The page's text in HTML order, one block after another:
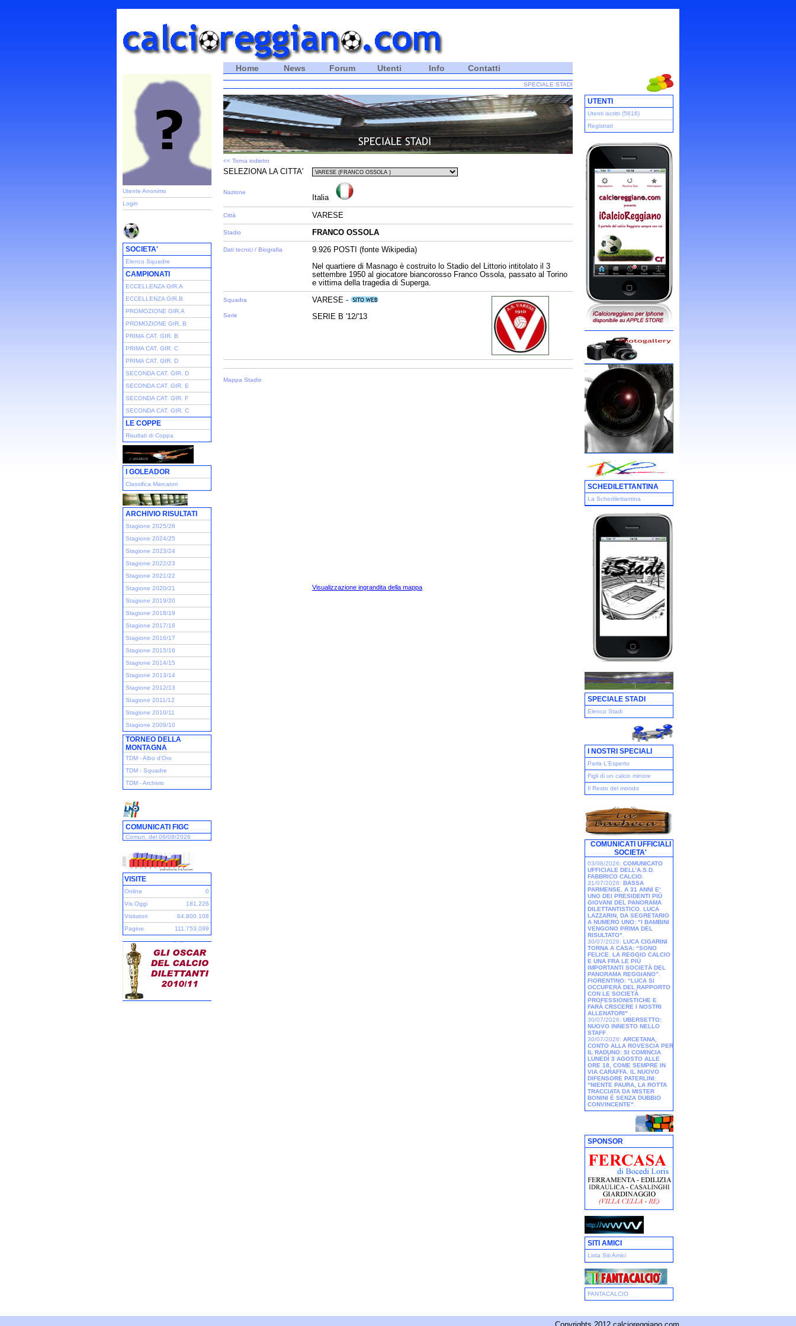
Utente Anonimo
Login
SOCIETA'
Elenco Squadre
CAMPIONATI
ECCELLENZA GIR.A
ECCELLENZA GIR.B
PROMOZIONE GIR.A
PROMOZIONE GIR. B
PRIMA CAT. GIR. B
PRIMA CAT. GIR. C
PRIMA CAT. GIR. D
SECONDA CAT. GIR. D
SECONDA CAT. GIR. E
SECONDA CAT. GIR. F
SECONDA CAT. GIR. C
LE COPPE
Risultati di Coppa
I GOLEADOR
Classifica Marcatori
ARCHIVIO RISULTATI
Stagione 2025/26
Stagione 2024/25
Stagione 2023/24
Stagione 2022/23
Stagione 2021/22
Stagione 2020/21
Stagione 2019/20
Stagione 2018/19
Stagione 2017/18
Stagione 2016/17
Stagione 2015/16
Stagione 2014/15
Stagione 2013/14
Stagione 2012/13
Stagione 2011/12
Stagione 2010/11
Stagione 2009/10
TORNEO DELLA
MONTAGNA
TDM - Albo d'Oro
TDM - Squadre
TDM - Archivio
COMUNICATI FIGC
Comun. del 06/08/2026
VISITE
Online
0
Vis.Oggi
181.226
Visitatori
64.800.108
Pagine
111.753.099
Home News Forum Utenti Info Contatti
SPECIALE STADI
<< Torna indietro
SELEZIONA LA CITTA'
Nazione
Italia
Città VARESE
Stadio FRANCO OSSOLA
Dati tecnici / Biografia
9.926 POSTI (fonte Wikipedia)
Nel quartiere di Masnago è costruito lo Stadio del Littorio intitolato il 3
settembre 1950 al giocatore biancorosso Franco Ossola, passato al Torino
e vittima della tragedia di Superga.
Squadra
Serie
VARESE -
SERIE B '12/'13
Mappa Stadio
Visualizzazione ingrandita della mappa
UTENTI
Utenti iscritti (5616)
Registrati
SCHEDILETTANTINA
La Schedilettantina
SPECIALE STADI
Elenco Stadi
I NOSTRI SPECIALI
Parla L'Esperto
Figli di un calcio minore
Il Resto del mondo
COMUNICATI UFFICIALI
SOCIETA'
03/08/2026: COMUNICATO
UFFICIALE DELL’A.S.D.
FABBRICO CALCIO
31/07/2026: BASSA
PARMENSE. A 31 ANNI E'
UNO DEI PRESIDENTI PIÙ
GIOVANI DEL PANORAMA
DILETTANTISTICO. LUCA
LAZZARIN, DA SEGRETARIO
A NUMERO UNO: "I BAMBINI
VENGONO PRIMA DEL
RISULTATO"
30/07/2026: LUCA CIGARINI
TORNA A CASA: “SONO
FELICE. LA REGGIO CALCIO
E UNA FRA LE PIÙ
IMPORTANTI SOCIETÀ DEL
PANORAMA REGGIANO”.
FIORENTINO: “LUCA SI
OCCUPERÀ DEL RAPPORTO
CON LE SOCIETÀ
PROFESSIONISTICHE E
FARÀ CRSCERE I NOSTRI
ALLENATORI"
30/07/2026: UBERSETTO:
NUOVO INNESTO NELLO
STAFF
30/07/2026: ARCETANA,
CONTO ALLA ROVESCIA PER
IL RADUNO: SI COMINCIA
LUNEDÌ 3 AGOSTO ALLE
ORE 18, COME SEMPRE IN
VIA CARAFFA. IL NUOVO
DIFENSORE PATERLINI:
"NIENTE PAURA, LA ROTTA
TRACCIATA DA MISTER
BONINI È SENZA DUBBIO
CONVINCENTE"
SPONSOR
SITI AMICI
Lista Siti Amici
FANTACALCIO